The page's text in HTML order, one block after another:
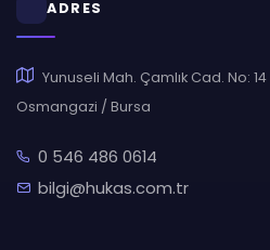
ADRES
Yunuseli Mah. Çamlık Cad. No:
Osmangazi / Bursa
0 546 486 0614
bilgi@hukas.com.tr